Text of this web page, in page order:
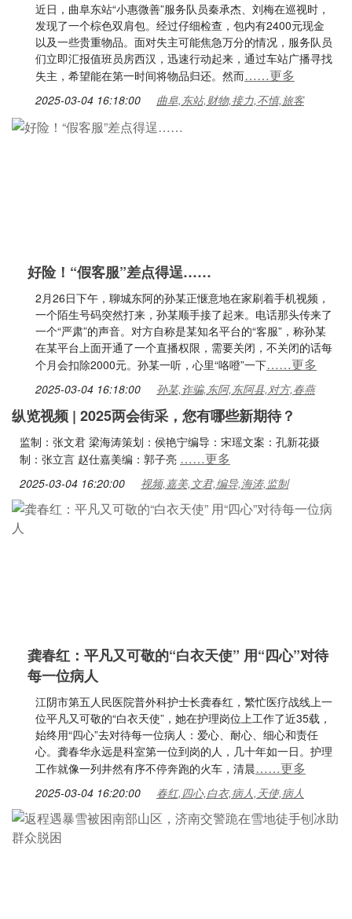
近日，曲阜东站“小惠微善”服务队员秦承杰、刘梅在巡视时，
发现了一个棕色双肩包。经过仔细检查，包内有2400元现金
以及一些贵重物品。面对失主可能焦急万分的情况，服务队员
们立即汇报值班员房西汉，迅速行动起来，通过车站广播寻找
失主，希望能在第一时间将物品归还。然而……更多
2025-03-04 16:18:00 曲阜,东站,财物,接力,不慎,旅客
好险！“假客服”差点得逞……
2月26日下午，聊城东阿的孙某正惬意地在家刷着手机视频，
一个陌生号码突然打来，孙某顺手接了起来。电话那头传来了
一个“严肃”的声音。对方自称是某知名平台的“客服”，称孙某
在某平台上面开通了一个直播权限，需要关闭，不关闭的话每
个月会扣除2000元。孙某一听，心里“咯噔”一下……更多
2025-03-04 16:18:00 孙某,诈骗,东阿,东阿县,对方,春燕
纵览视频 | 2025两会街采，您有哪些新期待？
监制：张文君 梁海涛策划：侯艳宁编导：宋瑶文案：孔新花摄
制：张立言 赵仕嘉美编：郭子亮 ……更多
2025-03-04 16:20:00 视频,嘉美,文君,编导,海涛,监制
龚春红：平凡又可敬的“白衣天使” 用“四心”对待
每一位病人
江阴市第五人民医院普外科护士长龚春红，繁忙医疗战线上一
位平凡又可敬的“白衣天使”，她在护理岗位上工作了近35载，
始终用“四心”去对待每一位病人：爱心、耐心、细心和责任
心。龚春华永远是科室第一位到岗的人，几十年如一日。护理
工作就像一列井然有序不停奔跑的火车，清晨……更多
2025-03-04 16:20:00 春红,四心,白衣,病人,天使,病人